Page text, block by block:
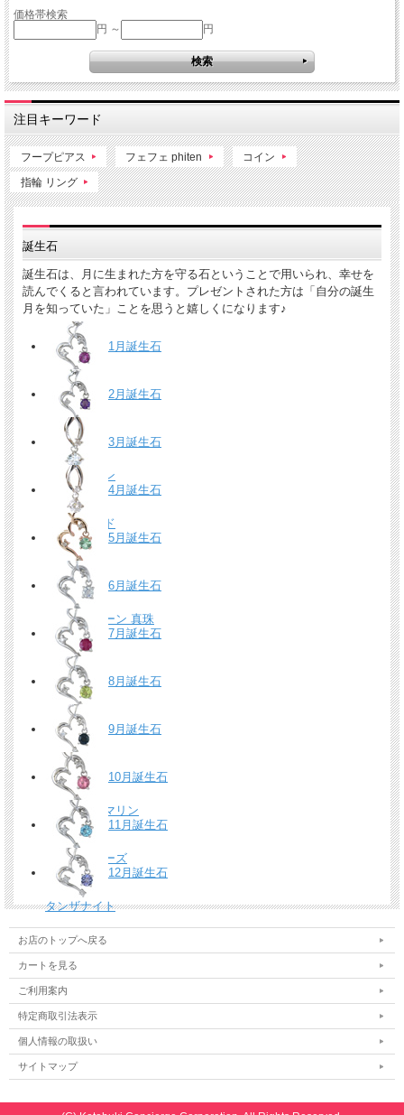
価格帯検索
円 ～
円
注目キーワード
フープピアス フェフェ phiten コイン
指輪 リング
誕生石
誕生石は、月に生まれた方を守る石ということで用いられ、幸せを
読んでくると言われています。プレゼントされた方は「自分の誕生
月を知っていた」ことを思うと嬉しくになります♪
1月誕生石
ガーネット
2月誕生石
アメジスト
3月誕生石
アクアマリン
4月誕生石
ダイヤモンド
5月誕生石
エメラルド
6月誕生石
ムーンストーン 真珠
7月誕生石
ルビー
8月誕生石
ペリドット
9月誕生石
サファイア
10月誕生石
ピンクトルマリン
11月誕生石
ブルートパーズ
12月誕生石
タンザナイト
お店のトップへ戻る
カートを見る
ご利用案内
特定商取引法表示
個人情報の取扱い
サイトマップ